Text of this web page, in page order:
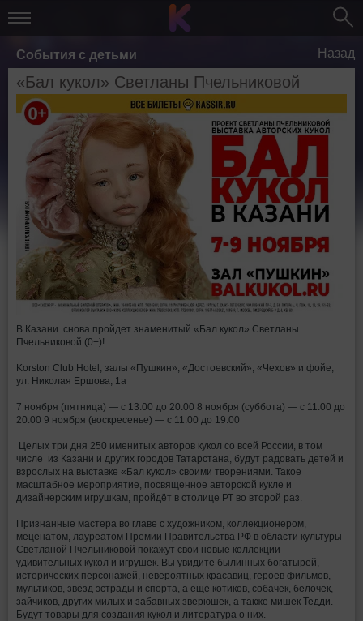
События с детьми Назад
«Бал кукол» Светланы Пчельниковой
В Казани снова пройдет знаменитый «Бал кукол» Светланы
Пчельниковой (0+)!
Korston Club Hotel, залы «Пушкин», «Достоевский», «Чехов» и фойе,
ул. Николая Ершова, 1а
7 ноября (пятница) — с 13:00 до 20:00 8 ноября (суббота) — с 11:00 до
20:00 9 ноября (воскресенье) — с 11:00 до 19:00
️Целых три дня 250 именитых авторов кукол со всей России, в том
числе из Казани и других городов Татарстана, будут радовать детей и
взрослых на выставке «Бал кукол» своими творениями. Такое
масштабное мероприятие, посвященное авторской кукле и
дизайнерским игрушкам, пройдёт в столице РТ во второй раз.
Признанные мастера во главе с художником, коллекционером,
меценатом, лауреатом Премии Правительства РФ в области культуры
Светланой Пчельниковой покажут свои новые коллекции
удивительных кукол и игрушек. Вы увидите былинных богатырей,
исторических персонажей, невероятных красавиц, героев фильмов,
мультиков, звёзд эстрады и спорта, а еще котиков, собачек, белочек,
зайчиков, других милых и забавных зверюшек, а также мишек Тедди.
Будут товары для создания кукол и литература о них.